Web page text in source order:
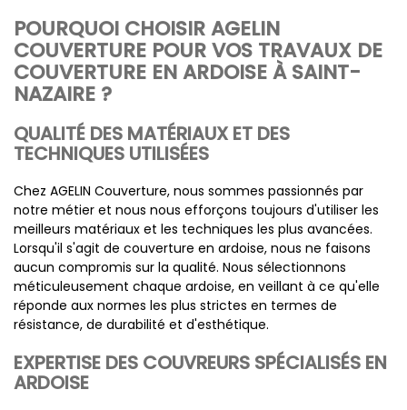
POURQUOI CHOISIR AGELIN
COUVERTURE POUR VOS TRAVAUX DE
COUVERTURE EN ARDOISE À SAINT-
NAZAIRE ?
QUALITÉ DES MATÉRIAUX ET DES
TECHNIQUES UTILISÉES
Chez AGELIN Couverture, nous sommes passionnés par
notre métier et nous nous efforçons toujours d'utiliser les
meilleurs matériaux et les techniques les plus avancées.
Lorsqu'il s'agit de couverture en ardoise, nous ne faisons
aucun compromis sur la qualité. Nous sélectionnons
méticuleusement chaque ardoise, en veillant à ce qu'elle
réponde aux normes les plus strictes en termes de
résistance, de durabilité et d'esthétique.
EXPERTISE DES COUVREURS SPÉCIALISÉS EN
ARDOISE